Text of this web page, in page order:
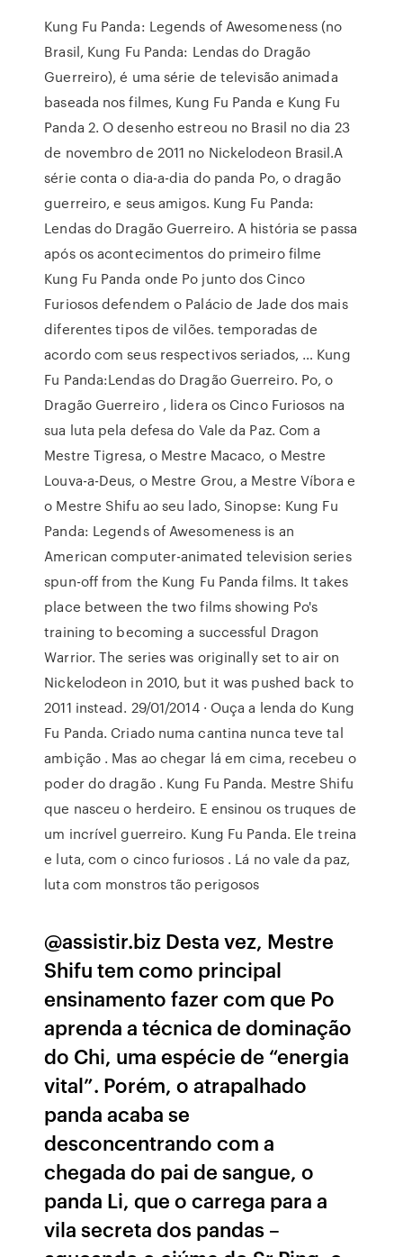
Kung Fu Panda: Legends of Awesomeness (no
Brasil, Kung Fu Panda: Lendas do Dragão
Guerreiro), é uma série de televisão animada
baseada nos filmes, Kung Fu Panda e Kung Fu
Panda 2. O desenho estreou no Brasil no dia 23
de novembro de 2011 no Nickelodeon Brasil.A
série conta o dia-a-dia do panda Po, o dragão
guerreiro, e seus amigos. Kung Fu Panda:
Lendas do Dragão Guerreiro. A história se passa
após os acontecimentos do primeiro filme
Kung Fu Panda onde Po junto dos Cinco
Furiosos defendem o Palácio de Jade dos mais
diferentes tipos de vilões. temporadas de
acordo com seus respectivos seriados, … Kung
Fu Panda:Lendas do Dragão Guerreiro. Po, o
Dragão Guerreiro , lidera os Cinco Furiosos na
sua luta pela defesa do Vale da Paz. Com a
Mestre Tigresa, o Mestre Macaco, o Mestre
Louva-a-Deus, o Mestre Grou, a Mestre Víbora e
o Mestre Shifu ao seu lado, Sinopse: Kung Fu
Panda: Legends of Awesomeness is an
American computer-animated television series
spun-off from the Kung Fu Panda films. It takes
place between the two films showing Po's
training to becoming a successful Dragon
Warrior. The series was originally set to air on
Nickelodeon in 2010, but it was pushed back to
2011 instead. 29/01/2014 · Ouça a lenda do Kung
Fu Panda. Criado numa cantina nunca teve tal
ambição . Mas ao chegar lá em cima, recebeu o
poder do dragão . Kung Fu Panda. Mestre Shifu
que nasceu o herdeiro. E ensinou os truques de
um incrível guerreiro. Kung Fu Panda. Ele treina
e luta, com o cinco furiosos . Lá no vale da paz,
luta com monstros tão perigosos
@assistir.biz Desta vez, Mestre
Shifu tem como principal
ensinamento fazer com que Po
aprenda a técnica de dominação
do Chi, uma espécie de “energia
vital”. Porém, o atrapalhado
panda acaba se
desconcentrando com a
chegada do pai de sangue, o
panda Li, que o carrega para a
vila secreta dos pandas –